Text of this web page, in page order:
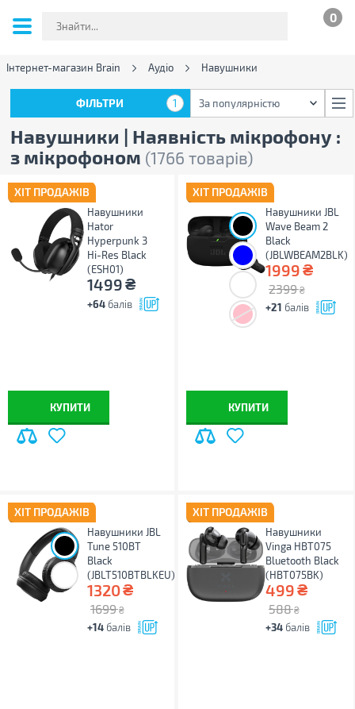
0
Інтернет-магазин Brain Аудіо Навушники
Навушники | Наявність мікрофону :
з мікрофоном (1766 товарів)
ФІЛЬТРИ 1 За популярністю
ХІТ ПРОДАЖІВ
Навушники
Hator
Hyреrpunk 3
Hi-Res Black
(ESH01)
1499₴
+64 балів
КУПИТИ
ХІТ ПРОДАЖІВ
Навушники JBL
Wave Beam 2
Black
(JBLWBEAM2BLK)
1999₴
2399 ₴
+21 балів
КУПИТИ
ХІТ ПРОДАЖІВ
Навушники JBL
Tune 510BT
Black
(JBLT510BTBLKEU)
1320₴
1699 ₴
+14 балів
ХІТ ПРОДАЖІВ
Навушники
Vinga HBT075
Bluetooth Black
(HBT075BK)
499₴
588 ₴
+34 балів
ФІЛЬТРИ 1 За популярністю